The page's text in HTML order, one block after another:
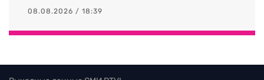
08.08.2026 / 18:39